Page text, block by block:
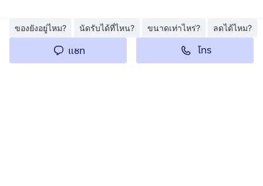
ของยังอยู่ไหม? นัดรับได้ที่ไหน? ขนาดเท่าไหร่? ลดได้ไหม?
แชท โทร